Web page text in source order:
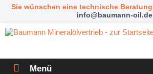
Sie wünschen eine technische
info@baumann-oil.de
Menü